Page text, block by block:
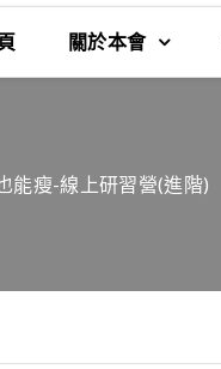
關於本會
能瘦-線上研習營(進階)